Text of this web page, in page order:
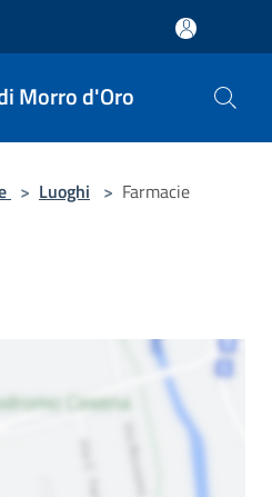
Morro d'Oro
> Luoghi > Farmacie